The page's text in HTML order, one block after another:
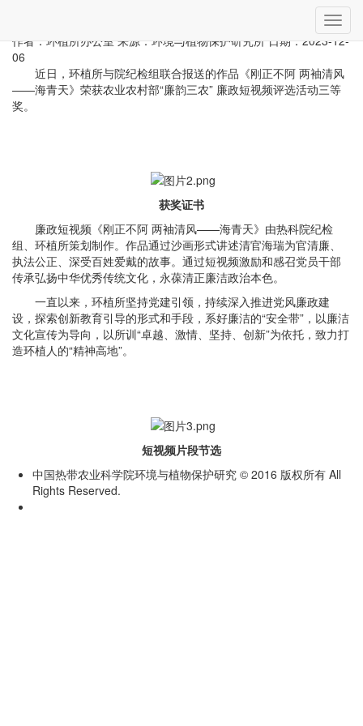
切
换
航
作者：环植所办公室 来源：环境与植物保护研究所日期：2023-12-
06
近日，环植所与院纪检组联合报送的作品《刚正不阿 两袖清风
——海青天》荣获农业农村部“廉韵三农” 廉政短视频评选活动三等
奖。
获奖证书
廉政短视频《刚正不阿 两袖清风——海青天》由热科院纪检
组、环植所策划制作。作品通过沙画形式讲述清官海瑞为官清廉、
执法公正、深受百姓爱戴的故事。通过短视频激励和感召党员干部
传承弘扬中华优秀传统文化，永葆清正廉洁政治本色。
一直以来，环植所坚持党建引领，持续深入推进党风廉政建
设，探索创新教育引导的形式和手段，系好廉洁的“安全带”，以廉洁
文化宣传为导向，以所训“卓越、激情、坚持、创新”为依托，致力打
造环植人的“精神高地”。
短视频片段节选
中国热带农业科学院环境与植物保护研究 © 2016 版权所有 All
Rights Reserved.